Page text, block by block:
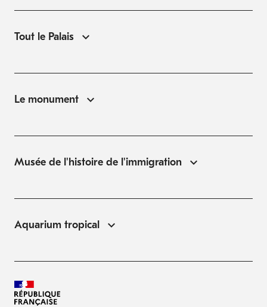
Tout le Palais
Le monument
Musée de l'histoire de l'immigration
Aquarium tropical